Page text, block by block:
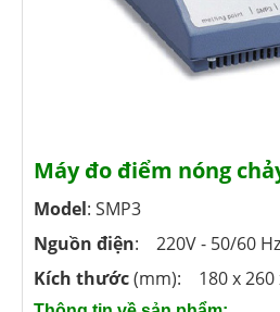
Máy đo điểm nóng
Model: SMP3
Nguồn điện: 220V - 50/60 Hz
Kích thước(mm): 180 x 260